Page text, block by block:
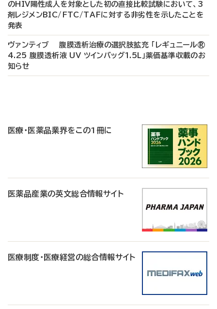
のHIV陽性成人を対象とした初の直接比較試験において、3
剤レジメンBIC/FTC/TAFに対する非劣性を示したことを
発表
ヴァンティブ 腹膜透析治療の選択肢拡充 「レギュニール®
4.25 腹膜透析液 UV ツインバッグ1.5L」薬価基準収載のお
知らせ
医療・医薬品業界をこの1冊に
医薬品産業の英文総合情報サイト
医療制度・医療経営の総合情報サイト